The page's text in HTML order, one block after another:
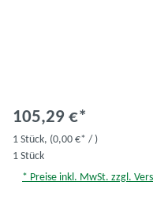
105,29 €*
1 Stück, (0,00 €* / )
1 Stück
* Preise inkl. MwSt. zzgl.